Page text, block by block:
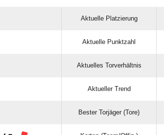
Aktuelle Platzierung
Aktuelle Punktzahl
Aktuelles Torverhältnis
Aktueller Trend
Bester Torjäger (Tore)